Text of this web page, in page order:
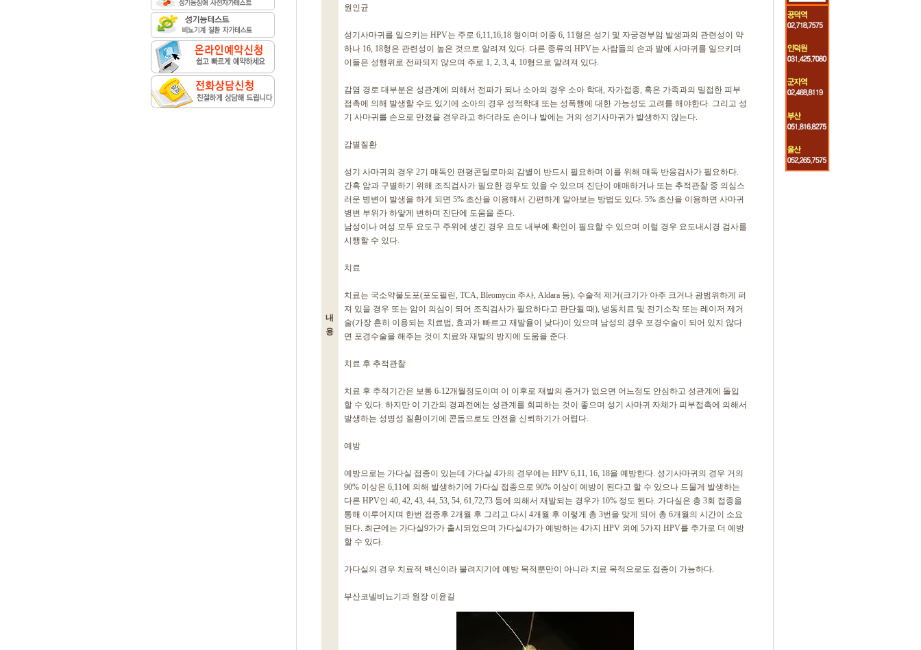
내
용
원인균
성기사마귀를 일으키는 HPV는 주로 6,11,16,18 형이며 이중 6, 11형은 성기 및 자궁경부암 발생과의 관련성이 약
하나 16, 18형은 관련성이 높은 것으로 알려져 있다. 다른 종류의 HPV는 사람들의 손과 발에 사마귀를 일으키며
이들은 성행위로 전파되지 않으며 주로 1, 2, 3, 4, 10형으로 알려져 있다.
감염 경로 대부분은 성관계에 의해서 전파가 되나 소아의 경우 소아 학대, 자가접종, 혹은 가족과의 밀접한 피부
접촉에 의해 발생할 수도 있기에 소아의 경우 성적학대 또는 성폭행에 대한 가능성도 고려를 해야한다. 그리고 성
기 사마귀를 손으로 만졌을 경우라고 하더라도 손이나 발에는 거의 성기사마귀가 발생하지 않는다.
감별질환
성기 사마귀의 경우 2기 매독인 편평콘딜로마의 감별이 반드시 필요하며 이를 위해 매독 반응검사가 필요하다.
간혹 암과 구별하기 위해 조직검사가 필요한 경우도 있을 수 있으며 진단이 애매하거나 또는 추적관찰 중 의심스
러운 병변이 발생을 하게 되면 5% 초산을 이용해서 간편하게 알아보는 방법도 있다. 5% 초산을 이용하면 사마귀
병변 부위가 하얗게 변하며 진단에 도움을 준다.
남성이나 여성 모두 요도구 주위에 생긴 경우 요도 내부에 확인이 필요할 수 있으며 이럴 경우 요도내시경 검사를
시행할 수 있다.
치료
치료는 국소약물도포(포도필린, TCA, Bleomycin 주사, Aldara 등), 수술적 제거(크기가 아주 크거나 광범위하게 퍼
져 있을 경우 또는 암이 의심이 되어 조직검사가 필요하다고 판단될 때), 냉동치료 및 전기소작 또는 레이저 제거
술(가장 흔히 이용되는 치료법, 효과가 빠르고 재발율이 낮다)이 있으며 남성의 경우 포경수술이 되어 있지 않다
면 포경수술을 해주는 것이 치료와 재발의 방지에 도움을 준다.
치료 후 추적관찰
치료 후 추적기간은 보통 6-12개월정도이며 이 이후로 재발의 증거가 없으면 어느정도 안심하고 성관계에 돌입
할 수 있다. 하지만 이 기간의 경과전에는 성관계를 회피하는 것이 좋으며 성기 사마귀 자체가 피부접촉에 의해서
발생하는 성병성 질환이기에 콘돔으로도 안전을 신뢰하기가 어렵다.
예방
예방으로는 가다실 접종이 있는데 가다실 4가의 경우에는 HPV 6,11, 16, 18을 예방한다. 성기사마귀의 경우 거의
90% 이상은 6,11에 의해 발생하기에 가다실 접종으로 90% 이상이 예방이 된다고 할 수 있으나 드물게 발생하는
다른 HPV인 40, 42, 43, 44, 53, 54, 61,72,73 등에 의해서 재발되는 경우가 10% 정도 된다. 가다실은 총 3회 접종을
통해 이루어지며 한번 접종후 2개월 후 그리고 다시 4개월 후 이렇게 총 3번을 맞게 되어 총 6개월의 시간이 소요
된다. 최근에는 가다실9가가 출시되었으며 가다실4가가 예방하는 4가지 HPV 외에 5가지 HPV를 추가로 더 예방
할 수 있다.
가다실의 경우 치료적 백신이라 불려지기에 예방 목적뿐만이 아니라 치료 목적으로도 접종이 가능하다.
부산코넬비뇨기과 원장 이윤길